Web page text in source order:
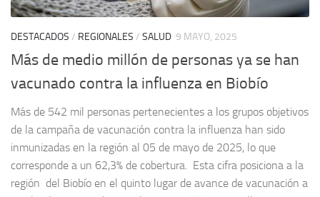
DESTACADOS / REGIONALES / SALUD 9 MAYO, 2025
Más de medio millón de personas ya se han
vacunado contra la influenza en Biobío
Más de 542 mil personas pertenecientes a los grupos objetivos
de la campaña de vacunación contra la influenza han sido
inmunizadas en la región al 05 de mayo de 2025, lo que
corresponde a un 62,3% de cobertura. Esta cifra posiciona a la
región del Biobío en el quinto lugar de avance de vacunación a